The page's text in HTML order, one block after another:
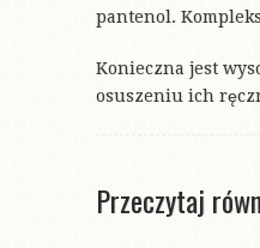
pantenol.
Konieczna jest
osuszeniu ich
Przeczytaj